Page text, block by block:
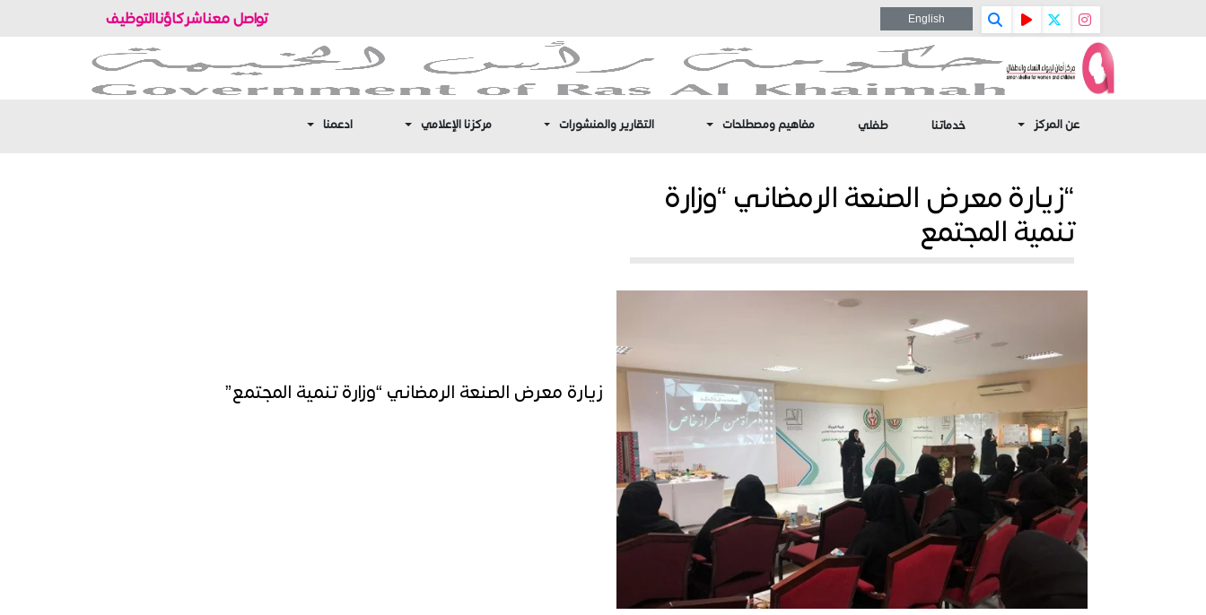
English تواصل معناشركاؤناالتوظيف
عن المركز خدماتنا طفلي مفاهيم ومصطلحات التقارير والمنشورات مركزنا الإعلامي ادعمنا
“زيارة معرض الصنعة الرمضاني “وزارة
تنمية المجتمع
زيارة معرض الصنعة الرمضاني “وزارة تنمية المجتمع”